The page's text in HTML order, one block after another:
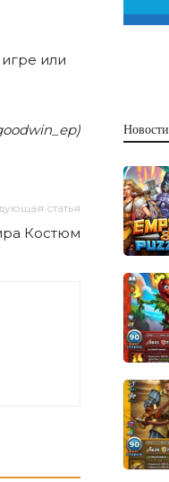
или
статья
Костюм
Новости